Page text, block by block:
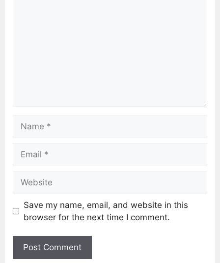
Save my name, email, and website in this
browser for the next time I comment.